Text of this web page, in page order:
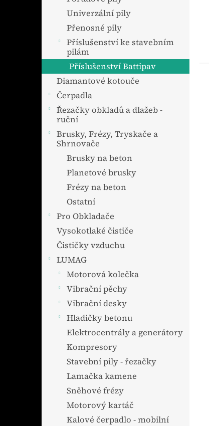
Univerzální pily
Přenosné pily
Příslušenství ke stavebním
pilám
Příslušenství Battipav
Diamantové kotouče
Čerpadla
Řezačky obkladů a dlažeb -
ruční
Brusky, Frézy, Tryskače a
Shrnovače
Brusky na beton
Planetové brusky
Frézy na beton
Ostatní
Pro Obkladače
Vysokotlaké čističe
Čističky vzduchu
LUMAG
Motorová kolečka
Vibrační pěchy
Vibrační desky
Hladičky betonu
Elektrocentrály a generátory
Kompresory
Stavební pily - řezačky
Lamačka kamene
Sněhové frézy
Motorový kartáč
Kalové čerpadlo - mobilní